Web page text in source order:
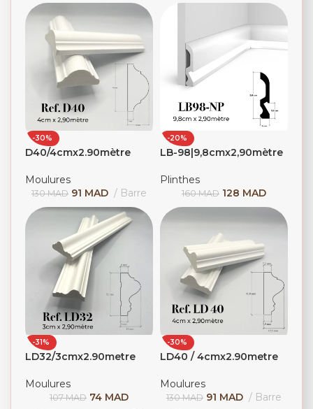
-30%
D40/4cmx2.90mètre
Moulures
130MAD 91 MAD Barre
-20%
LB-98|9,8cmx2,90mètre
Plinthes
160MAD 128 MAD
-31%
LD32/3cmx2.90metre
Moulures
107MAD 74 MAD
-30%
LD40 / 4cmx2.90metre
Moulures
130MAD 91 MAD Barre